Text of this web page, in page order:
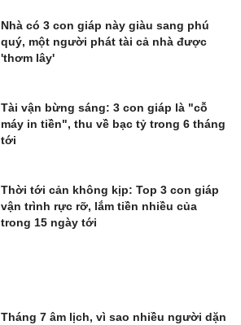
Nhà có 3 con giáp này giàu sang phú
quý, một người phát tài cả nhà được
'thơm lây'
Tài vận bừng sáng: 3 con giáp là "cỗ
máy in tiền", thu về bạc tỷ trong 6 tháng
tới
Thời tới cản không kịp: Top 3 con giáp
vận trình rực rỡ, lắm tiền nhiều của
trong 15 ngày tới
Tháng 7 âm lịch, vì sao nhiều người dặn